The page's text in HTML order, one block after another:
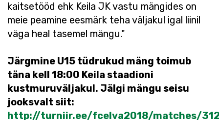
kaitsetööd ehk Keila JK vastu mängides on
meie peamine eesmärk teha väljakul igal liinil
väga heal tasemel mängu."
Järgmine U15 tüdrukud mäng toimub
täna kell 18:00 Keila staadioni
kustmuruväljakul. Jälgi mängu seisu
jooksvalt siit:
http://turniir.ee/fcelva2018/matches/